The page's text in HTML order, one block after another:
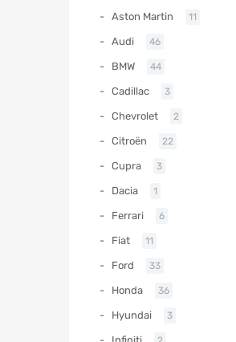
Aston Martin 11
Audi 46
BMW 44
Cadillac 3
Chevrolet 2
Citroën 22
Cupra 3
Dacia 1
Ferrari 6
Fiat 11
Ford 33
Honda 36
Hyundai 3